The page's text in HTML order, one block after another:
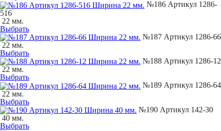
№186 Артикул 1286-
516
22 мм.
Выбрать
№187 Артикул 1286-66
22 мм.
Выбрать
№188 Артикул 1286-12
22 мм.
Выбрать
№189 Артикул 1286-64
22 мм.
Выбрать
№190 Артикул 142-30
40 мм.
Выбрать